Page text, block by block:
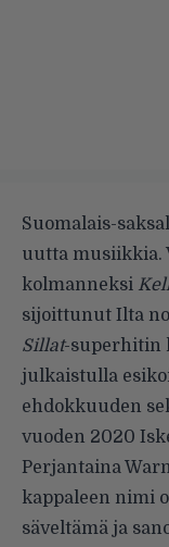
Suomalais-
uutta musiikkia.
kolmanneksi
sijoittunut Ilta
Sillat-superhitin
julkaistulla
ehdokkuuden
vuoden 2020
Perjantaina
kappaleen nimi
säveltämä ja